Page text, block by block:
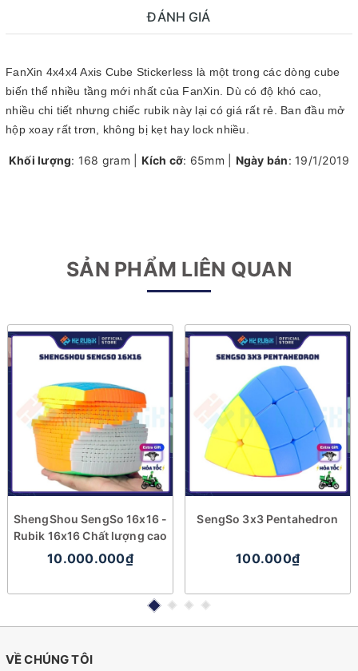
ĐÁNH GIÁ
FanXin 4x4x4 Axis Cube Stickerless là một trong các dòng cube
biến thể nhiều tầng mới nhất của FanXin. Dù có độ khó cao,
nhiều chi tiết nhưng chiếc rubik này lại có giá rất rẻ. Ban đầu mở
hộp xoay rất trơn, không bị kẹt hay lock nhiều.
Khối lượng: 168 gram | Kích cỡ: 65mm | Ngày bán: 19/1/2019
SẢN PHẨM LIÊN QUAN
ShengShou SengSo 16x16 -
Rubik 16x16 Chất lượng cao
10.000.000₫
SengSo 3x3 Pentahedron
100.000₫
VỀ CHÚNG TÔI